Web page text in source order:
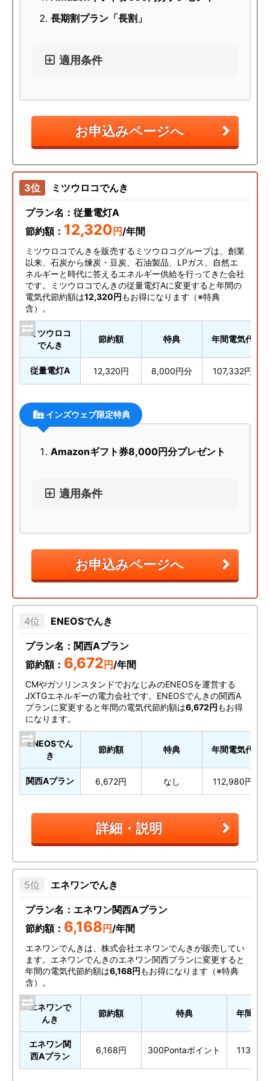
長期割プラン「長割」
適用条件
お申込みページへ
ミツウロコでんき
プラン名：従量電灯A
節約額： 12,320円/年間
ミツウロコでんきを販売するミツウロコグループは、創業
以来、石炭から煉炭・豆炭、石油製品、LPガス、自然エ
ネルギーと時代に答えるエネルギー供給を行ってきた会社
です。ミツウロコでんきの従量電灯Aに変更すると年間の
電気代節約額は12,320円もお得になります（※特典
含）。
ミツウロコ
でんき
節約額 特典 年間電気代
従量電灯A 12,320円 8,000円分 107,332円
インズウェブ限定特典
Amazonギフト券8,000円分プレゼント
適用条件
お申込みページへ
ENEOSでんき
プラン名：関西Aプラン
節約額： 6,672円/年間
CMやガソリンスタンドでおなじみのENEOSを運営する
JXTGエネルギーの電力会社です。ENEOSでんきの関西A
プランに変更すると年間の電気代節約額は6,672円もお得
になります。
ENEOSでん
き
節約額 特典 年間電気代
関西Aプラン 6,672円 なし 112,980円
詳細・説明
エネワンでんき
プラン名：エネワン関西Aプラン
節約額： 6,168円/年間
エネワンでんきは、株式会社エネワンでんきが販売してい
ます。エネワンでんきのエネワン関西プランに変更すると
年間の電気代節約額は6,168円もお得になります（※特典
含）。
エネワンで
んき
節約額 特典 年間電
エネワン関
西Aプラン
6,168円 300Pontaポイント